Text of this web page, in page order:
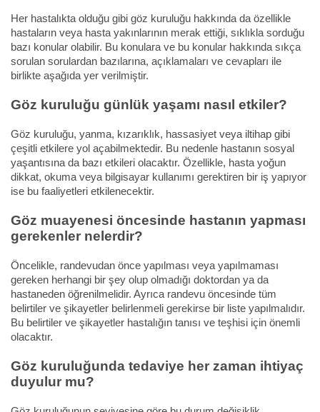
Her hastalıkta olduğu gibi göz kuruluğu hakkında da özellikle
hastaların veya hasta yakınlarının merak ettiği, sıklıkla sorduğu
bazı konular olabilir. Bu konulara ve bu konular hakkında sıkça
sorulan sorulardan bazılarına, açıklamaları ve cevapları ile
birlikte aşağıda yer verilmiştir.
Göz kuruluğu günlük yaşamı nasıl etkiler?
Göz kuruluğu, yanma, kızarıklık, hassasiyet veya iltihap gibi
çeşitli etkilere yol açabilmektedir. Bu nedenle hastanın sosyal
yaşantısına da bazı etkileri olacaktır. Özellikle, hasta yoğun
dikkat, okuma veya bilgisayar kullanımı gerektiren bir iş yapıyor
ise bu faaliyetleri etkilenecektir.
Göz muayenesi öncesinde hastanın yapması
gerekenler nelerdir?
Öncelikle, randevudan önce yapılması veya yapılmaması
gereken herhangi bir şey olup olmadığı doktordan ya da
hastaneden öğrenilmelidir. Ayrıca randevu öncesinde tüm
belirtiler ve şikayetler belirlenmeli gerekirse bir liste yapılmalıdır.
Bu belirtiler ve şikayetler hastalığın tanısı ve teşhisi için önemli
olacaktır.
Göz kuruluğunda tedaviye her zaman ihtiyaç
duyulur mu?